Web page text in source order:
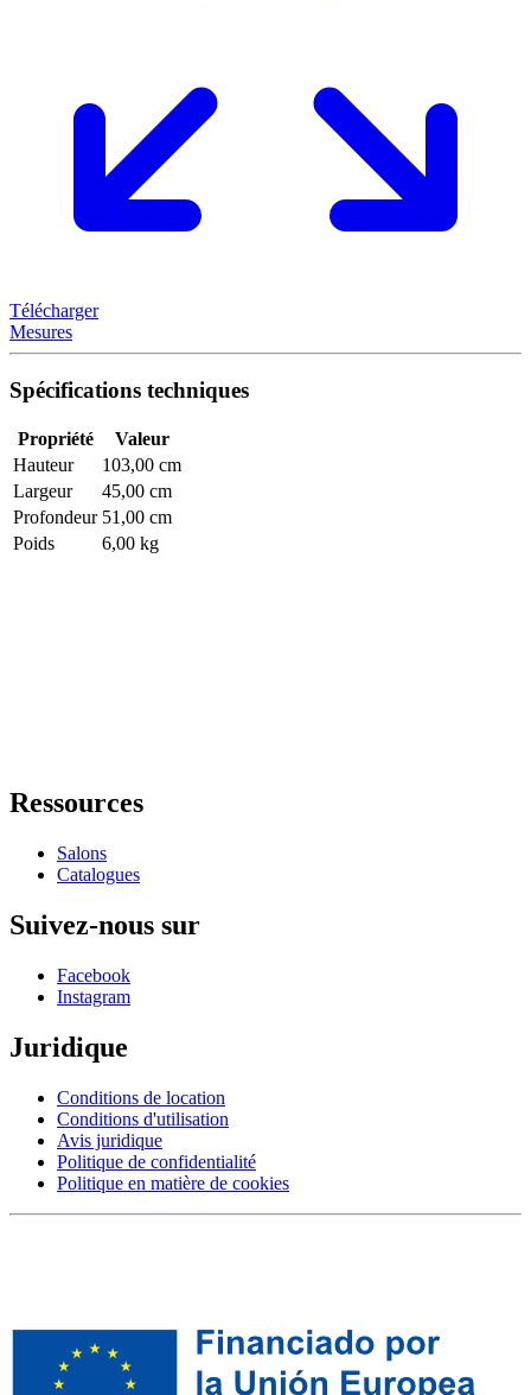
Télécharger
Mesures
Spécifications techniques
Propriété
Valeur
Hauteur
103,00 cm
Largeur
45,00 cm
Profondeur 51,00 cm
Poids
6,00 kg
Ressources
Salons
Catalogues
Suivez-nous sur
Facebook
Instagram
Juridique
Conditions de location
Conditions d'utilisation
Avis juridique
Politique de confidentialité
Politique en matière de cookies